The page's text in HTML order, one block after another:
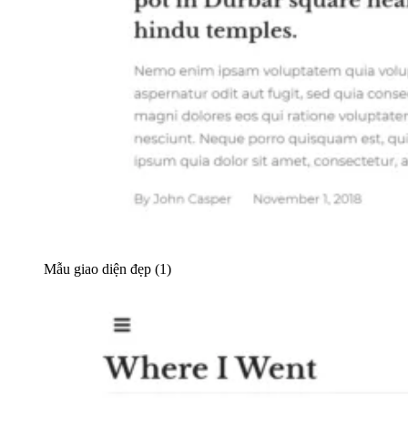
Mẫu giao diện đẹp (1)